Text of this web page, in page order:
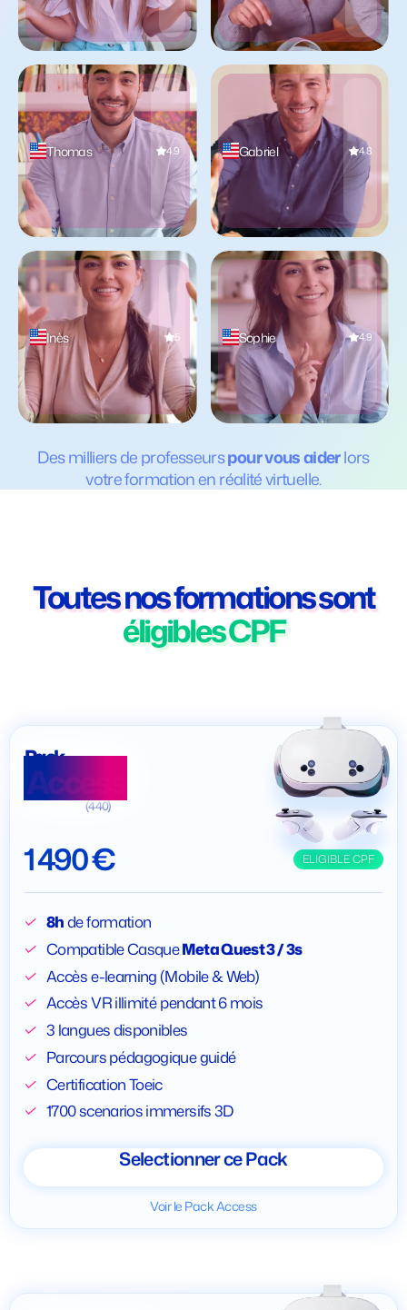
Thomas 4.9 Gabriel 4.8
Inès 5 Sophie 4.9
Des milliers de professeurspour vous aiderlors
votre formation en réalité virtuelle.
Toutes nos formations sont
éligibles CPF
Pack
Access
(440)
1 490 € ELIGIBLE CPF
8hde formation
Compatible CasqueMeta Quest 3 / 3s
Accès e-learning (Mobile & Web)
Accès VR illimité pendant 6 mois
3 langues disponibles
Parcours pédagogique guidé
Certification Toeic
1700 scenarios immersifs 3D
Selectionner ce Pack
Voir le Pack Access